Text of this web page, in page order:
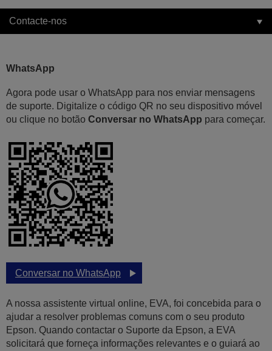
Contacte-nos
WhatsApp
Agora pode usar o WhatsApp para nos enviar mensagens
de suporte. Digitalize o código QR no seu dispositivo móvel
ou clique no botão Conversar no WhatsApp para começar.
Conversar no WhatsApp
A nossa assistente virtual online, EVA, foi concebida para o
ajudar a resolver problemas comuns com o seu produto
Epson. Quando contactar o Suporte da Epson, a EVA
solicitará que forneça informações relevantes e o guiará ao